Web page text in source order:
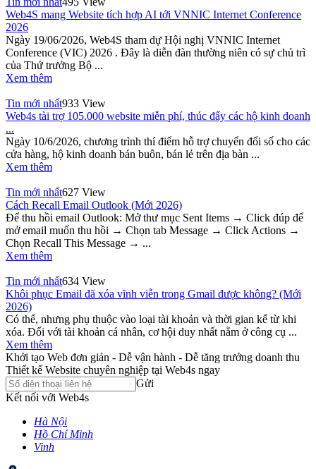
Web4S mang Website tích hợp AI tới VNNIC Internet Conference
2026
Ngày 19/06/2026, Web4S tham dự Hội nghị VNNIC Internet
Conference (VIC) 2026 . Đây là diễn đàn thường niên có sự chủ trì
của Thứ trưởng Bộ ...
Xem thêm
Tin mới nhất933 View
Web4s tài trợ 105.000 website miễn phí, thúc đẩy các hộ kinh doanh
...
Ngày 10/6/2026, chương trình thí điểm hỗ trợ chuyển đổi số cho các
cửa hàng, hộ kinh doanh bán buôn, bán lẻ trên địa bàn ...
Xem thêm
Tin mới nhất627 View
Cách Recall Email Outlook (Mới 2026)
Để thu hồi email Outlook: Mở thư mục Sent Items → Click đúp để
mở email muốn thu hồi → Chọn tab Message → Click Actions →
Chọn Recall This Message → ...
Xem thêm
Tin mới nhất634 View
Khôi phục Email đã xóa vĩnh viễn trong Gmail được không? (Mới
2026)
Có thể, nhưng phụ thuộc vào loại tài khoản và thời gian kể từ khi
xóa. Đối với tài khoản cá nhân, cơ hội duy nhất nằm ở công cụ ...
Xem thêm
Khởi tạo Web đơn giản - Dễ vận hành - Dễ tăng trưởng doanh thu
Thiết kế Website chuyên nghiệp tại Web4s ngay
Gửi
Kết nối với Web4s
Hà Nội
Hồ Chí Minh
Vinh